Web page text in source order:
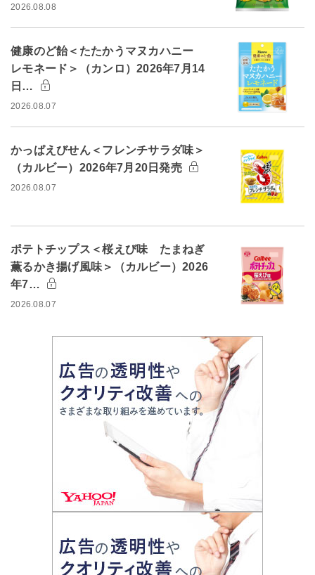
2026.08.08
健康のど飴＜たたかうマヌカハニー
レモネード＞（カンロ）2026年7月14
日…
2026.08.07
かっぱえびせん＜フレンチサラダ味＞
（カルビー）2026年7月20日発売
2026.08.07
ポテトチップス＜桜えび味 たまねぎ
薫るかき揚げ風味＞（カルビー）2026
年7…
2026.08.07